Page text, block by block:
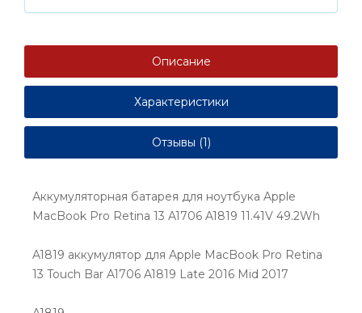
Описание
Характеристики
Отзывы (1)
Аккумуляторная батарея для ноутбука Apple
MacBook Pro Retina 13 A1706 A1819 11.41V 49.2Wh
A1819 аккумулятор для Apple MacBook Pro Retina
13 Touch Bar A1706 A1819 Late 2016 Mid 2017